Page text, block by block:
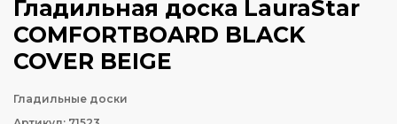
Гладильная доска LauraStar
COMFORTBOARD BLACK
COVER BEIGE
Гладильные доски